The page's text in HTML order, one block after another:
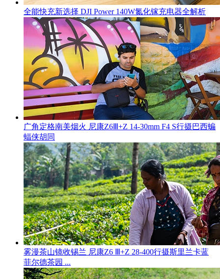
全能快充新选择 DJI Power 140W氮化镓充电器全解析
广角定格南美烟火 尼康Z6Ⅲ+Z 14-30mm F4 S行摄巴西蝙
蝠侠胡同
雾漫茶山镜收锡兰 尼康Z6 Ⅲ+Z 28-400行摄斯里兰卡蓝
菲尔德茶园 ...